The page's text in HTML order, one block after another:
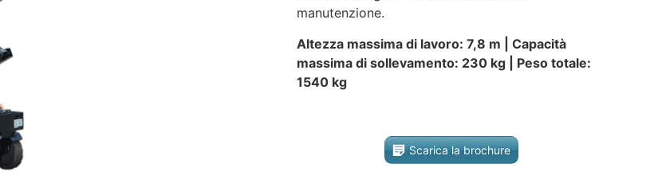
manutenzione.
Altezza massima di lavoro: 7,8 m | Capacità
massima di sollevamento: 230 kg | Peso totale:
1540 kg
Scarica la brochure